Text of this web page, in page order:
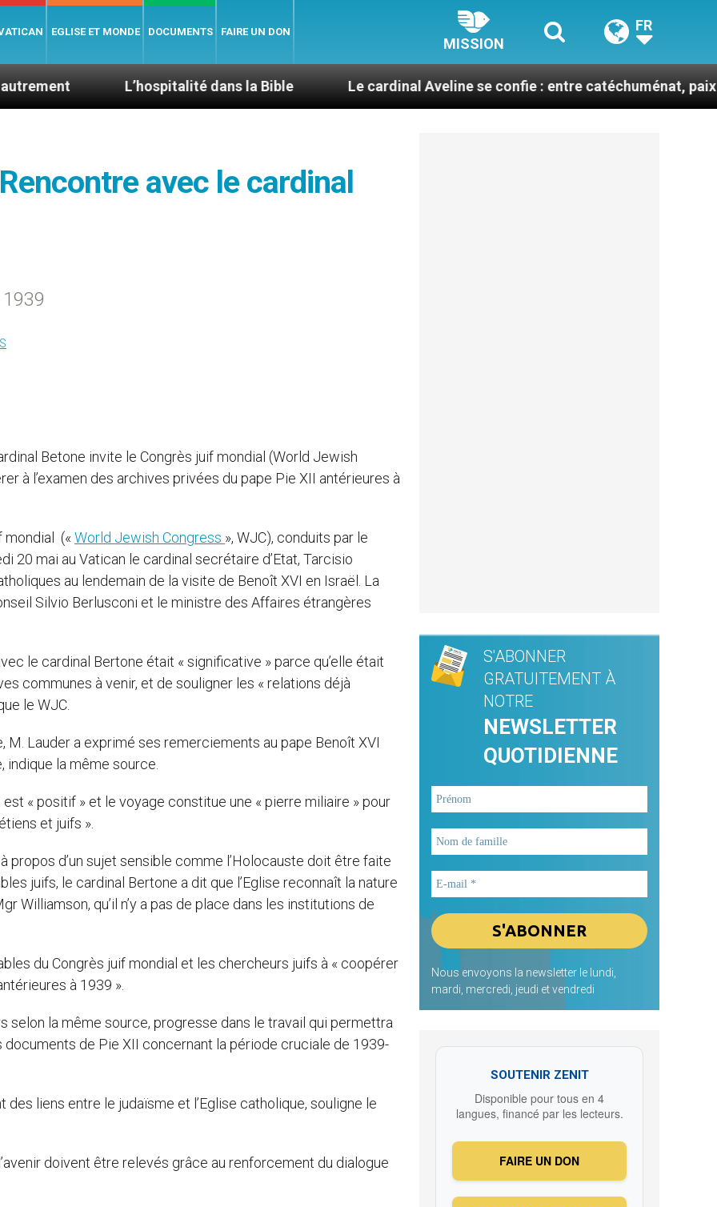
EGLISE ET MONDE DOCUMENTS FAIRE UN DON
MISSION
FR
L’hospitalité dans la Bible Le cardinal Aveline se confie : entre catéchuménat, paix et défis
avec le cardinal
Betone invite le Congrès juif mondial (World Jewish
à l’examen des archives privées du pape Pie XII antérieures à
mondial (« World Jewish Congress », WJC), conduits par le
20 mai au Vatican le cardinal secrétaire d’Etat, Tarcisio
au lendemain de la visite de Benoît XVI en Israël. La
Silvio Berlusconi et le ministre des Affaires étrangères
le cardinal Bertone était « significative » parce qu’elle était
communes à venir, et de souligner les « relations déjà
le WJC.
Lauder a exprimé ses remerciements au pape Benoît XVI
indique la même source.
« positif » et le voyage constitue une « pierre miliaire » pour
et juifs ».
propos d’un sujet sensible comme l’Holocauste doit être faite
juifs, le cardinal Bertone a dit que l’Eglise reconnaît la nature
Williamson, qu’il n’y a pas de place dans les institutions de
du Congrès juif mondial et les chercheurs juifs à « coopérer
à 1939 ».
selon la même source, progresse dans le travail qui permettra
de Pie XII concernant la période cruciale de 1939-
liens entre le judaïsme et l’Eglise catholique, souligne le
doivent être relevés grâce au renforcement du dialogue
S'ABONNER
GRATUITEMENT À
NOTRE
NEWSLETTER
QUOTIDIENNE
Nous envoyons la newsletter le lundi,
mardi, mercredi, jeudi et vendredi
SOUTENIR ZENIT
Disponible pour tous en 4
langues, financé par les lecteurs.
FAIRE UN DON